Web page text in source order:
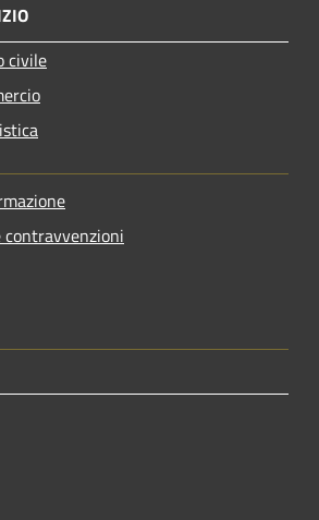
civile